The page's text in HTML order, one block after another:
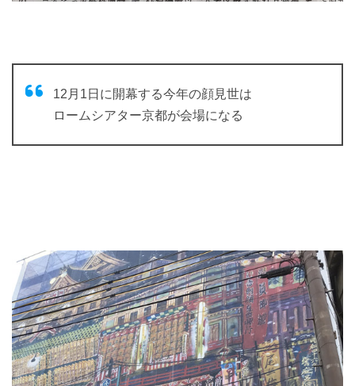
12月1日に開幕する今年の顔見世は
ロームシアター京都が会場になる